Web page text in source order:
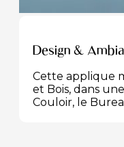
Design &
Cette applique
et Bois, dans
Couloir, le